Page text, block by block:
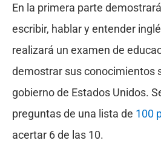
En la primera parte
escribir, hablar y entender
realizará un examen de
demostrar sus conocimientos
gobierno de Estados Unidos.
preguntas de una lista de 100
acertar 6 de las 10.